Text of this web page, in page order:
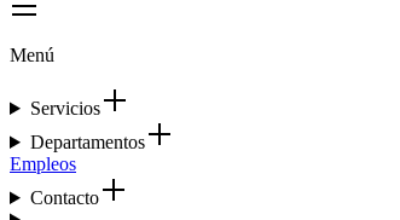
Menú
Servicios
Departamentos
Empleos
Contacto